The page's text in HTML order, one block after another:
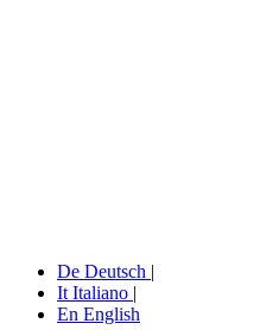
De Deutsch |
It Italiano |
En English